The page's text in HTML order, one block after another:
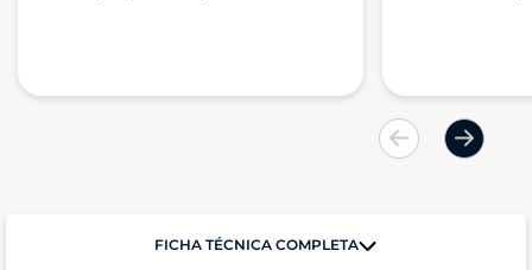
FICHA TÉCNICA COMPLETA
Feito pra quem sente a
Com essa combinação, você sente a música